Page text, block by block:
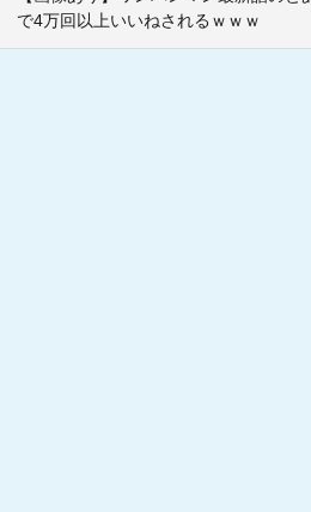
で4万回以上いいねされるｗｗｗ